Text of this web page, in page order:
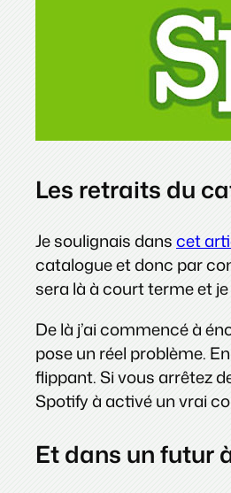
Les retraits du
Je soulignais danscet
catalogue et donc par
sera là à court terme et
De là j’ai commencé à
pose un réel problème.
flippant. Si vous arrêtez
Spotify à activé un vrai
Et dans un futur